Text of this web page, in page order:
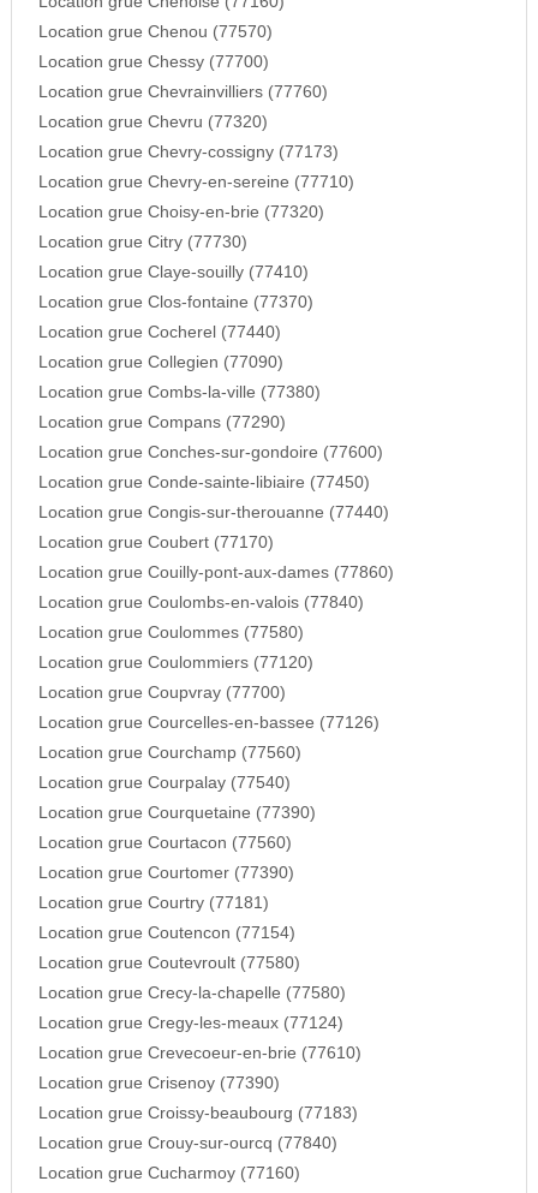
Location grue Chenou (77570)
Location grue Chessy (77700)
Location grue Chevrainvilliers (77760)
Location grue Chevru (77320)
Location grue Chevry-cossigny (77173)
Location grue Chevry-en-sereine (77710)
Location grue Choisy-en-brie (77320)
Location grue Citry (77730)
Location grue Claye-souilly (77410)
Location grue Clos-fontaine (77370)
Location grue Cocherel (77440)
Location grue Collegien (77090)
Location grue Combs-la-ville (77380)
Location grue Compans (77290)
Location grue Conches-sur-gondoire (77600)
Location grue Conde-sainte-libiaire (77450)
Location grue Congis-sur-therouanne (77440)
Location grue Coubert (77170)
Location grue Couilly-pont-aux-dames (77860)
Location grue Coulombs-en-valois (77840)
Location grue Coulommes (77580)
Location grue Coulommiers (77120)
Location grue Coupvray (77700)
Location grue Courcelles-en-bassee (77126)
Location grue Courchamp (77560)
Location grue Courpalay (77540)
Location grue Courquetaine (77390)
Location grue Courtacon (77560)
Location grue Courtomer (77390)
Location grue Courtry (77181)
Location grue Coutencon (77154)
Location grue Coutevroult (77580)
Location grue Crecy-la-chapelle (77580)
Location grue Cregy-les-meaux (77124)
Location grue Crevecoeur-en-brie (77610)
Location grue Crisenoy (77390)
Location grue Croissy-beaubourg (77183)
Location grue Crouy-sur-ourcq (77840)
Location grue Cucharmoy (77160)